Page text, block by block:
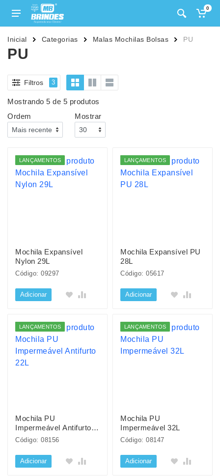
0
Inicial Categorias Malas Mochilas Bolsas PU
PU
Filtros 3
Mostrando 5 de 5 produtos
Ordem
Mostrar
LANÇAMENTOS
Mochila Expansível
Nylon 29L
Código: 09297
Adicionar
LANÇAMENTOS
Mochila Expansível PU
28L
Código: 05617
Adicionar
LANÇAMENTOS
Mochila PU
Impermeável Antifurto
22L
Código: 08156
Adicionar
LANÇAMENTOS
Mochila PU
Impermeável 32L
Código: 08147
Adicionar